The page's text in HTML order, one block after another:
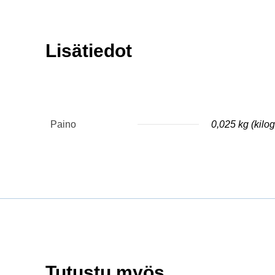
Lisätiedot
Paino 0,025 kg